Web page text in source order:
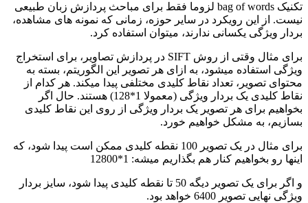
تکنیک bag of words لزوما فقط برای مباحث پردازش زبان طبیعی
نیست. از این رویکرد در سایر حوزه، زمانی که نمونه های مشاهده،
بردار ویژگی یکسانی ندارند، میتوان استفاده کرد.
برای مثال وقتی از روش SIFT در پردازش تصاویر، برای استخراج
ویژگی استفاده میشود، به ازای هر تصویر این الگوریتم، بسته به
محتوای تصویر، تعداد نقاط کلیدی مختلفی پیدا میکند. هر کدام از
نقاط کلیدی یک بردار ویژگی (معمولا 1*128) هستند. حال اگر
بخواهیم برای هر تصویر یک بردار ویژگی از روی این نقاط کلیدی
بسازیم، به مشکل خواهیم خورد.
برای مثال در یک تصویر 100 نقطه کلیدی ممکن است پیدا شود، که
اینها رو بخواهیم کنار هم بگذاریم میشه: 1*12800
و اگر برای یک تصویر دیگه 50 تا نقطه کلیدی پیدا شود، سایز بردار
ویژگی نهایی تصویر 6400 خواهد بود.